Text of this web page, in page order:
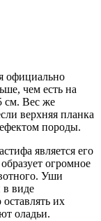
официально
чем есть на
см. Вес же
верхняя планка
породы.
является его
огромное
Уши
в виде
их
оладьи.